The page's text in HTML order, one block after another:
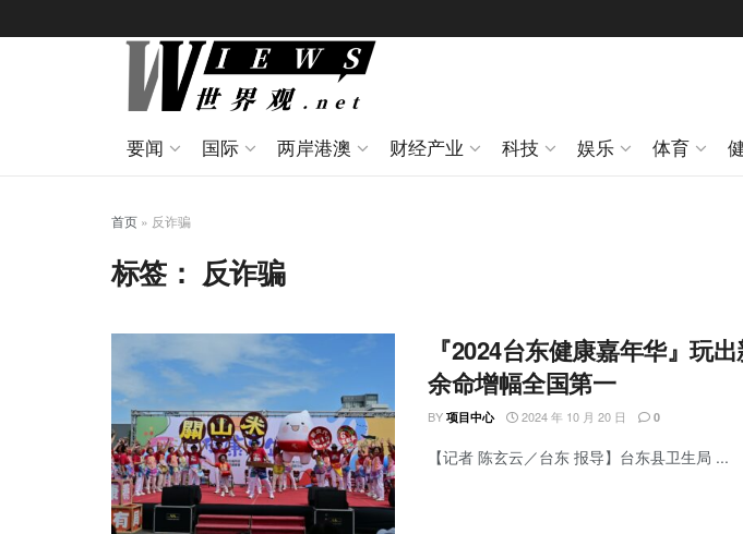
要闻 国际 两岸港澳 财经产业 科技 娱乐 体育
首页 » 反诈骗
标签： 反诈骗
『2024台东健康嘉年华』玩
余命增幅全国第一
BY 项目中心 2024 年 10 月 20 日 0
【记者 陈玄云／台东 报导】台东县卫生局 ...